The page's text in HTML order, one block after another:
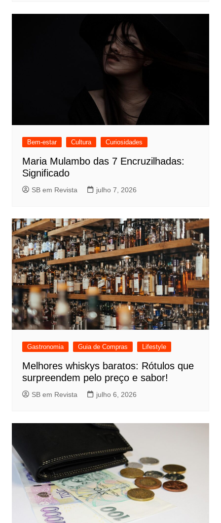
Bem-estar Cultura Curiosidades
Maria Mulambo das 7 Encruzilhadas:
Significado
SB em Revista julho 7, 2026
Gastronomia Guia de Compras Lifestyle
Melhores whiskys baratos: Rótulos que
surpreendem pelo preço e sabor!
SB em Revista julho 6, 2026